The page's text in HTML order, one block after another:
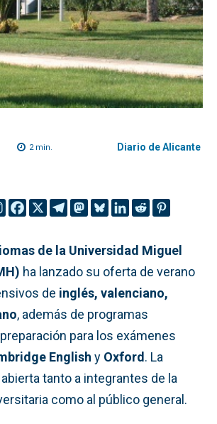
2min. Diario de Alicante
de la Universidad Miguel
ha lanzado su oferta de verano
de inglés, valenciano,
, además de programas
para los exámenes
English y Oxford. La
tanto a integrantes de la
como al público general.